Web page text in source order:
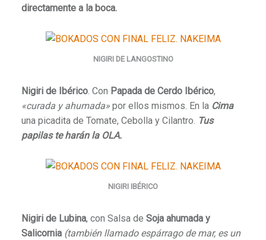
directamente a la boca.
NIGIRI DE LANGOSTINO
Nigiri de Ibérico. Con Papada de Cerdo Ibérico,
«curada y ahumada»por ellos mismos. En la Cima
una picadita de Tomate, Cebolla y Cilantro. Tus
papilas te harán la OLA.
NIGIRI IBÉRICO
Nigiri de Lubina, con Salsa de Soja ahumada y
Salicornia (también llamado espárrago de mar, es un